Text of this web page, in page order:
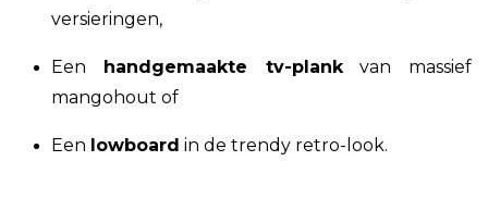
versieringen,
Een handgemaakte tv-plankvan massief
mangohout of
Een lowboard in de trendy retro-look.